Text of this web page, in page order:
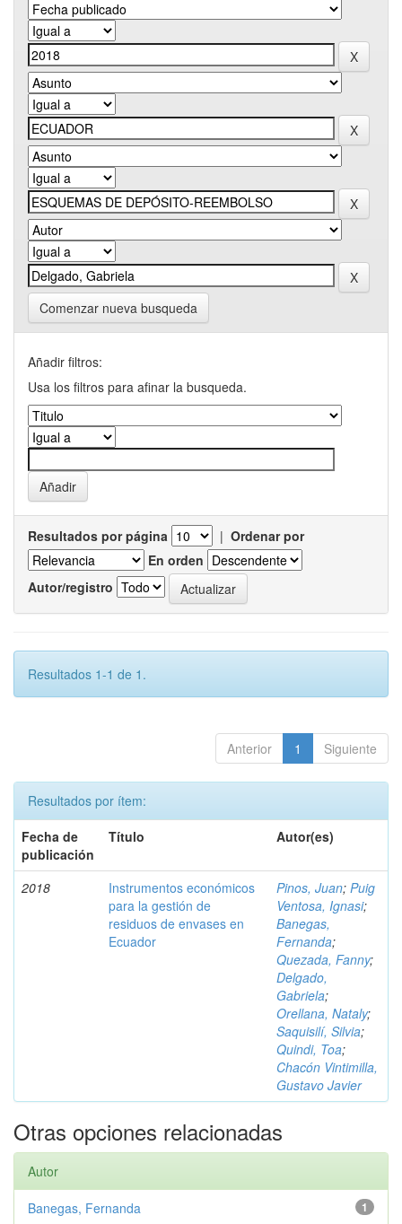
Comenzar nueva busqueda
Añadir filtros:
Usa los filtros para afinar la busqueda.
Resultados por página | Ordenar por
En orden
Autor/registro
Resultados 1-1 de 1.
Anterior 1 Siguiente
Resultados por ítem:
Fecha de
publicación
Título Autor(es)
2018
Instrumentos económicos
para la gestión de
residuos de envases en
Ecuador
Pinos, Juan; Puig
Ventosa, Ignasi;
Banegas,
Fernanda;
Quezada, Fanny;
Delgado,
Gabriela;
Orellana, Nataly;
Saquisilí, Silvia;
Quindi, Toa;
Chacón Vintimilla,
Gustavo Javier
Otras opciones relacionadas
Autor
1
Banegas, Fernanda